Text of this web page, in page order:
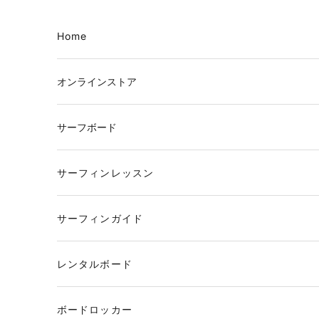
Home
オンラインストア
サーフボード
サーフィンレッスン
サーフィンガイド
レンタルボード
ボードロッカー